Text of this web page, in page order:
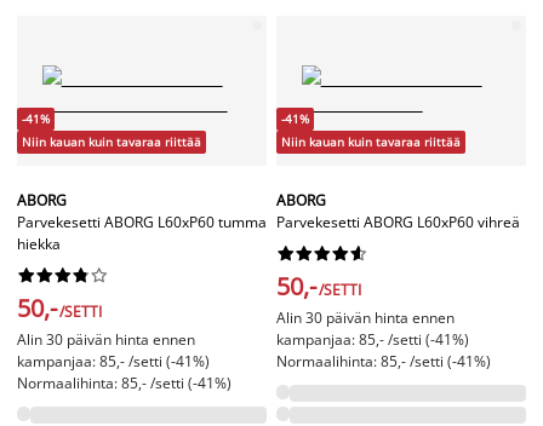
-41%
Niin kauan kuin tavaraa riittää
ABORG
Parvekesetti ABORG L60xP60 tumma
hiekka






50,-/SETTI
Alin 30 päivän hinta ennen
kampanjaa: 85,- /setti (-41%)
Normaalihinta: 85,- /setti (-41%)
-41%
Niin kauan kuin tavaraa riittää
ABORG
Parvekesetti ABORG L60xP60 vihreä






50,-/SETTI
Alin 30 päivän hinta ennen
kampanjaa: 85,- /setti (-41%)
Normaalihinta: 85,- /setti (-41%)